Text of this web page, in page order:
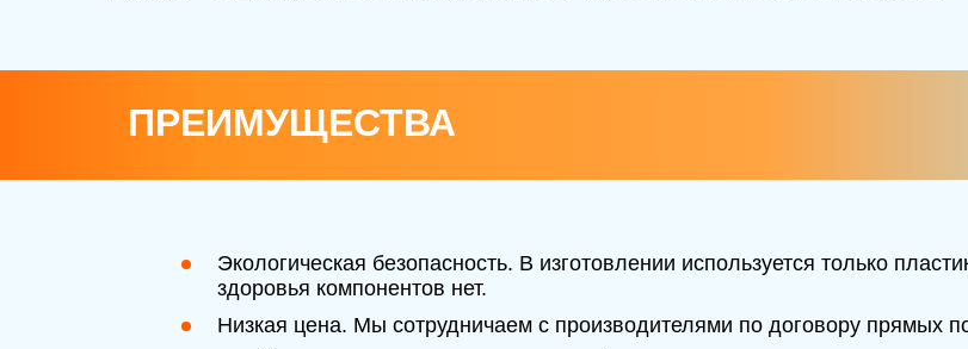
ПРЕИМУЩЕСТВА
Экологическая безопасность. В изготовлении используется только
здоровья компонентов нет.
Низкая цена. Мы сотрудничаем с производителями по договору прямых